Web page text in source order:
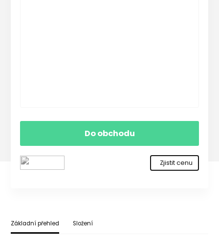
Do obchodu
Zjistit cenu
Základní přehled Složení